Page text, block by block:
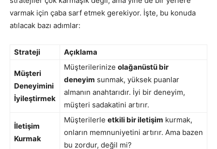
varmak için çaba sarf etmek gerekiyor. İşte, bu konuda
atılacak bazı adımlar:
Strateji Açıklama
Müşteri
Deneyimini
İyileştirmek
Müşterilerinize olağanüstü bir
deneyim sunmak, yüksek puanlar
almanın anahtarıdır. İyi bir deneyim,
müşteri sadakatini artırır.
İletişim
Kurmak
Müşterilerle etkili bir iletişim kurmak,
onların memnuniyetini artırır. Ama bazen
bu zordur, değil mi?